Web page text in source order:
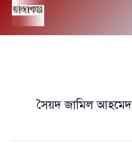
content
সৈয়দ জামিল আহমেদ